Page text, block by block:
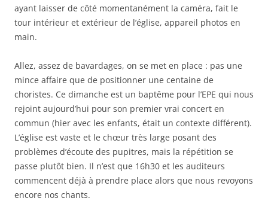
ayant laisser de côté momentanément la caméra, fait le
tour intérieur et extérieur de l’église, appareil photos en
main.
Allez, assez de bavardages, on se met en place : pas une
mince affaire que de positionner une centaine de
choristes. Ce dimanche est un baptême pour l’EPE qui nous
rejoint aujourd’hui pour son premier vrai concert en
commun (hier avec les enfants, était un contexte différent).
L’église est vaste et le chœur très large posant des
problèmes d’écoute des pupitres, mais la répétition se
passe plutôt bien. Il n’est que 16h30 et les auditeurs
commencent déjà à prendre place alors que nous revoyons
encore nos chants.